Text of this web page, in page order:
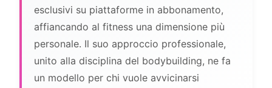
esclusivi su piattaforme in abbonamento,
affiancando al fitness una dimensione più
personale. Il suo approccio professionale,
unito alla disciplina del bodybuilding, ne fa
un modello per chi vuole avvicinarsi